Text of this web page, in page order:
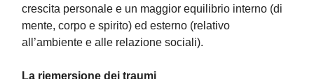
crescita personale e un maggior equilibrio interno (di
mente, corpo e spirito) ed esterno (relativo
all’ambiente e alle relazione sociali).
La riemersione dei traumi